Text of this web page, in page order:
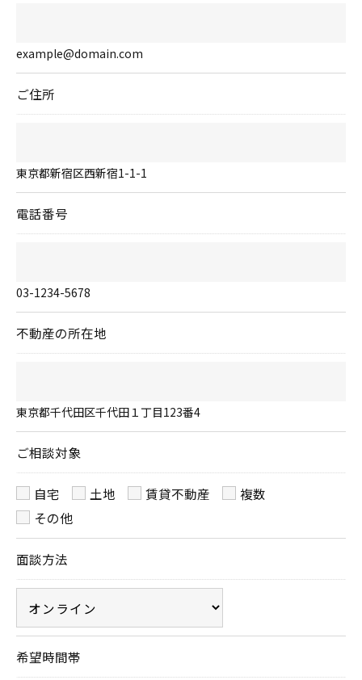
＜個人情報の安全管理＞
当社では、個人情報の漏洩等がなされないよう、適
＜個人情報を与えなかった場合に生じる結果＞
必要な情報を頂けない場合は、それに対応した当社
のサービスをご提供できない場合がございますので
いて＞
当社では、お客様の個人情報の開示･訂正･削除・利
個人情報の開示･訂正･削除・利用停止の具体的手続
きにつきましては、お電話でお問合せ下さい。
example@domain.com
ご住所
東京都新宿区西新宿1-1-1
電話番号
03-1234-5678
不動産の所在地
東京都千代田区千代田１丁目123番4
ご相談対象
自宅 土地 賃貸不動産
複数
その他
面談方法
希望時間帯